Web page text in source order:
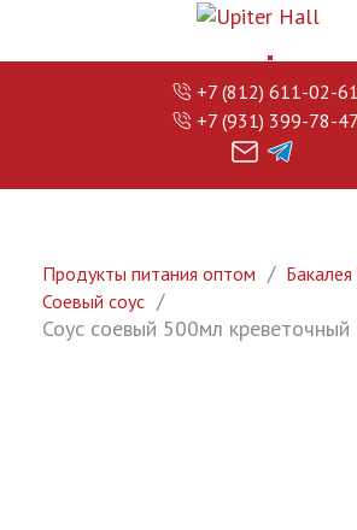
+7 (812) 611-02-61
+7 (931) 399-78-47
Продукты питания оптом Бакалея
Соевый соус
Соус соевый 500мл